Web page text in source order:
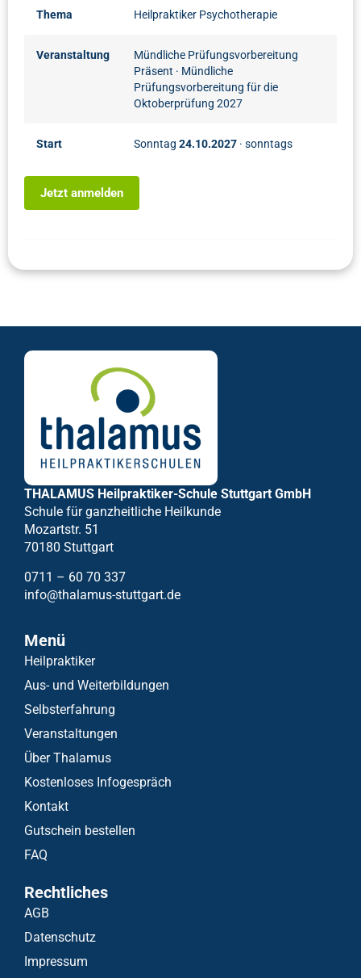
Thema Heilpraktiker Psychotherapie
Veranstaltung
Mündliche Prüfungsvorbereitung
Präsent · Mündliche
Prüfungsvorbereitung für die
Oktoberprüfung 2027
Start Sonntag 24.10.2027 · sonntags
Jetzt anmelden
THALAMUS Heilpraktiker-Schule Stuttgart GmbH
Schule für ganzheitliche Heilkunde
Mozartstr. 51
70180 Stuttgart
0711 – 60 70 337
info@thalamus-stuttgart.de
Menü
Heilpraktiker
Aus- und Weiterbildungen
Selbsterfahrung
Veranstaltungen
Über Thalamus
Kostenloses Infogespräch
Kontakt
Gutschein bestellen
FAQ
Rechtliches
AGB
Datenschutz
Impressum